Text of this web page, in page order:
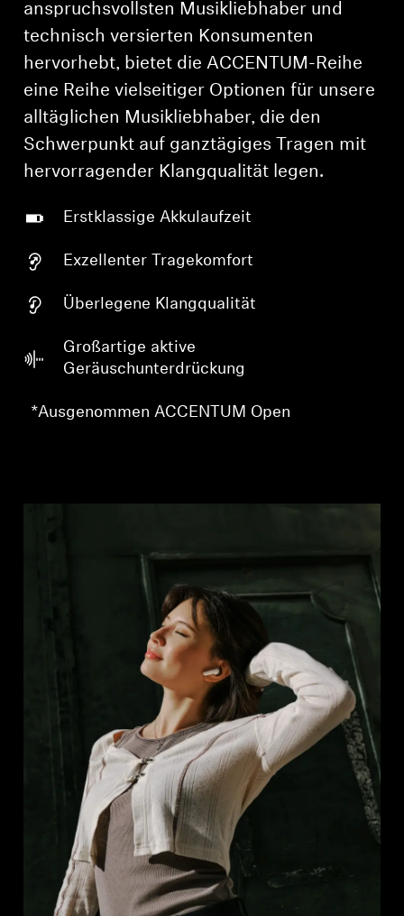
anspruchsvollsten Musikliebhaber und
technisch versierten Konsumenten
hervorhebt, bietet die ACCENTUM-Reihe
eine Reihe vielseitiger Optionen für unsere
alltäglichen Musikliebhaber, die den
Schwerpunkt auf ganztägiges Tragen mit
hervorragender Klangqualität legen.
Erstklassige Akkulaufzeit
Exzellenter Tragekomfort
Überlegene Klangqualität
Großartige aktive
Geräuschunterdrückung
*Ausgenommen ACCENTUM Open